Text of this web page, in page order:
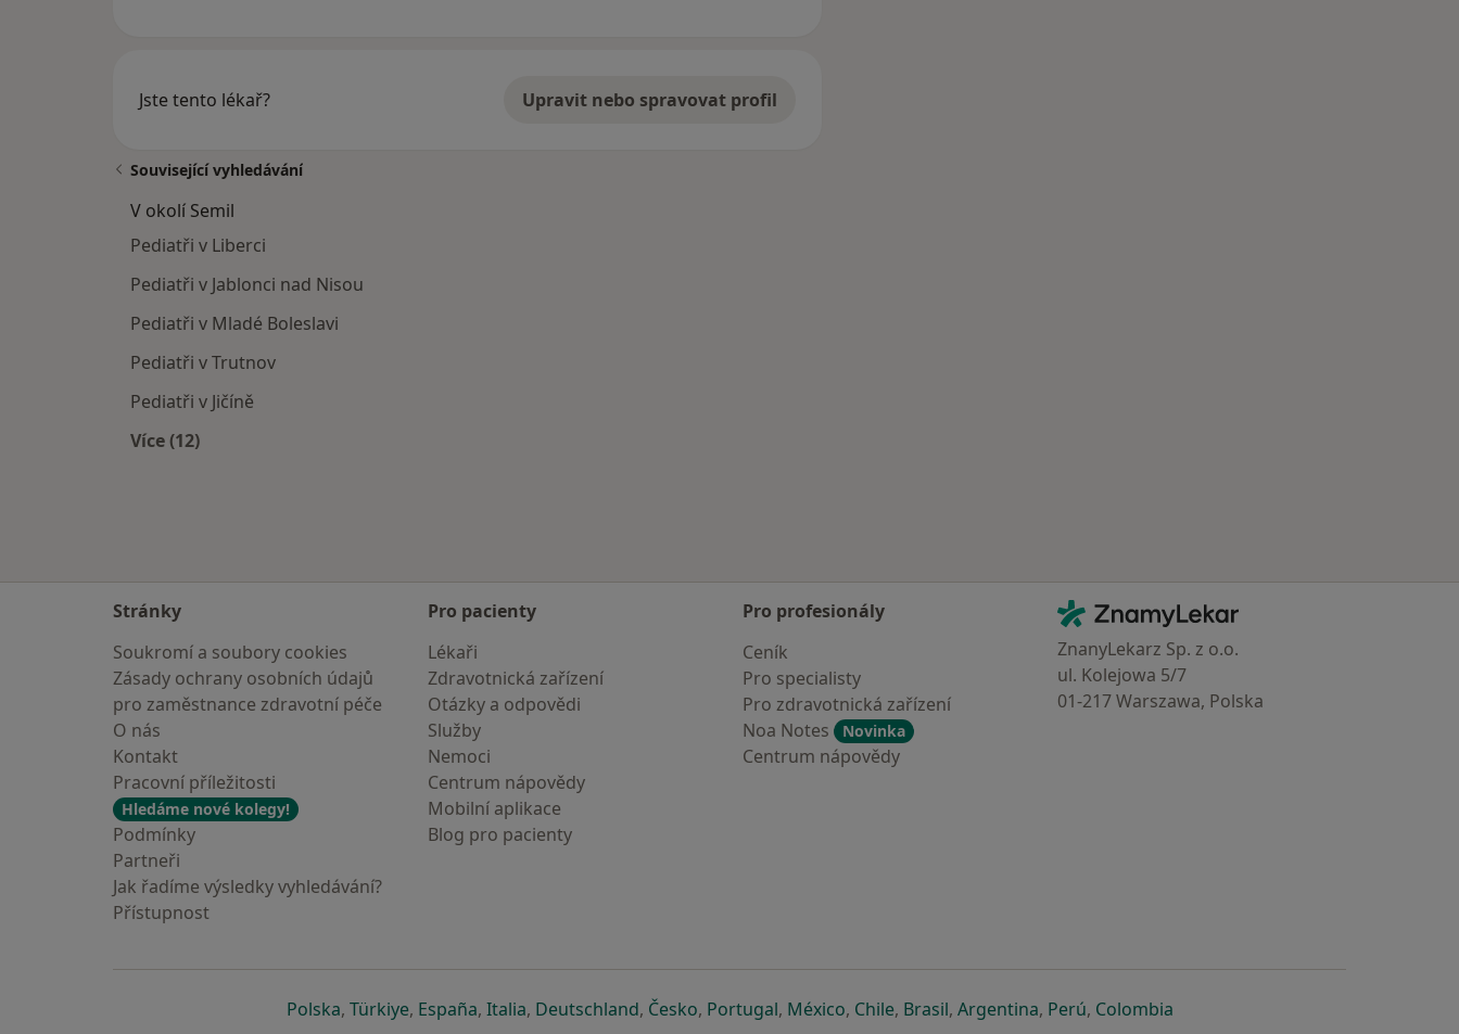
Jste tento lékař? Upravit nebo spravovat profil
Související vyhledávání
V okolí Semil
Pediatři v Liberci
Pediatři v Jablonci nad Nisou
Pediatři v Mladé Boleslavi
Pediatři v Trutnov
Pediatři v Jičíně
Více (12)
Stránky
Soukromí a soubory cookies
Zásady ochrany osobních údajů
pro zaměstnance zdravotní péče
O nás
Kontakt
Pracovní příležitosti
Hledáme nové kolegy!
Podmínky
Partneři
Jak řadíme výsledky vyhledávání?
Přístupnost
Pro pacienty
Lékaři
Zdravotnická zařízení
Otázky a odpovědi
Služby
Nemoci
Centrum nápovědy
Mobilní aplikace
Blog pro pacienty
Pro profesionály
Ceník
Pro specialisty
Pro zdravotnická zařízení
Noa Notes
Novinka
Centrum nápovědy
Kontakt
ZnamyLekar - Hlavní stránka
ZnanyLekarz Sp. z o.o.
ul. Kolejowa 5/7
01-217 Warszawa, Polska
Polskase otevře v nové záložce
, Türkiyese otevře v nové záložce
, Españase otevře v nové záložce
, Italiase otevře v nové záložce
, Deutschlandse otevře v nové záložce
, Českose otevře v nové záložce
, Portugalse otevře v nové záložce
, Méxicose otevře v nové záložce
, Chilese otevře v nové záložce
, Brasilse otevře v nové záložce
, Argentinase otevře v nové záložce
, Perúse otevře v nové záložce
, Colombiase otevře v nové záložce